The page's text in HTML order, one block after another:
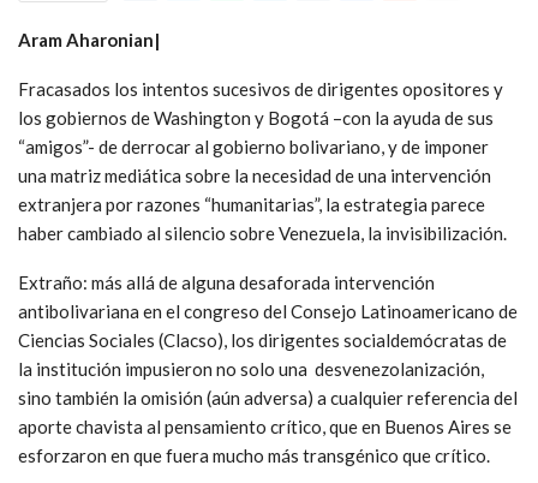
Aram Aharonian|
Fracasados los intentos sucesivos de dirigentes opositores y
los gobiernos de Washington y Bogotá –con la ayuda de sus
“amigos”- de derrocar al gobierno bolivariano, y de imponer
una matriz mediática sobre la necesidad de una intervención
extranjera por razones “humanitarias”, la estrategia parece
haber cambiado al silencio sobre Venezuela, la invisibilización.
Extraño: más allá de alguna desaforada intervención
antibolivariana en el congreso del Consejo Latinoamericano de
Ciencias Sociales (Clacso), los dirigentes socialdemócratas de
la institución impusieron no solo una desvenezolanización,
sino también la omisión (aún adversa) a cualquier referencia del
aporte chavista al pensamiento crítico, que en Buenos Aires se
esforzaron en que fuera mucho más transgénico que crítico.